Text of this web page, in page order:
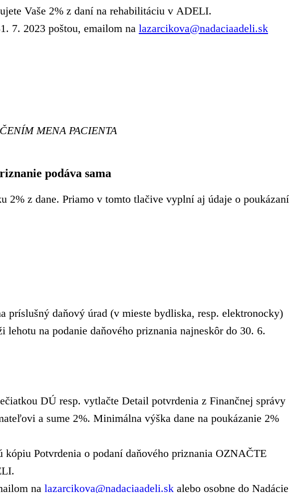
Vaše 2% z daní na rehabilitáciu v ADELI.
7. 2023 poštou, emailom na lazarcikova@nadaciaadeli.sk
MENA PACIENTA
podáva sama
2% z dane. Priamo v tomto tlačive vyplní aj údaje o poukázaní
príslušný daňový úrad (v mieste bydliska, resp. elektronocky)
na podanie daňového priznania najneskôr do 30. 6.
DÚ resp. vytlačte Detail potvrdenia z Finančnej správy
a sume 2%. Minimálna výška dane na poukázanie 2%
Potvrdenia o podaní daňového priznania OZNAČTE
na lazarcikova@nadaciaadeli.sk alebo osobne do Nadácie